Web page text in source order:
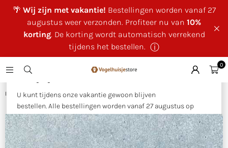
🌴 Wij zijn met vakantie! Bestellingen worden vanaf 27
augustus weer verzonden. Profiteer nu van 10%
korting. De korting wordt automatisch verrekend
tijdens het bestellen. ⓘ
×
U kunt tijdens onze vakantie gewoon blijven
bestellen. Alle bestellingen worden vanaf 27 augustus op
volgorde van binnenkomst verzonden.
Als bedankje voor uw geduld ontvangt u tijdens onze
vakantie 10% korting op uw bestelling. Deze wordt
0
Huis Magneet - Merel